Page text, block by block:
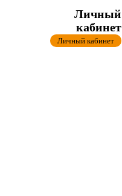
Личный
кабинет
Личный кабинет